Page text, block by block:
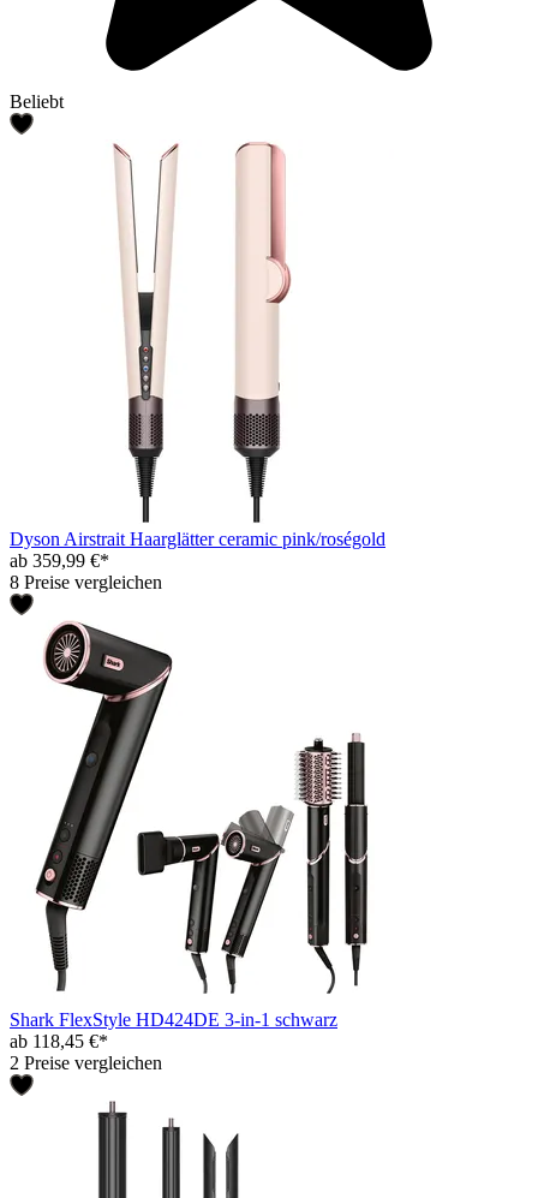
Beliebt
Dyson Airstrait Haarglätter ceramic pink/roségold
ab 359,99 €*
8 Preise vergleichen
Shark FlexStyle HD424DE 3-in-1 schwarz
ab 118,45 €*
2 Preise vergleichen